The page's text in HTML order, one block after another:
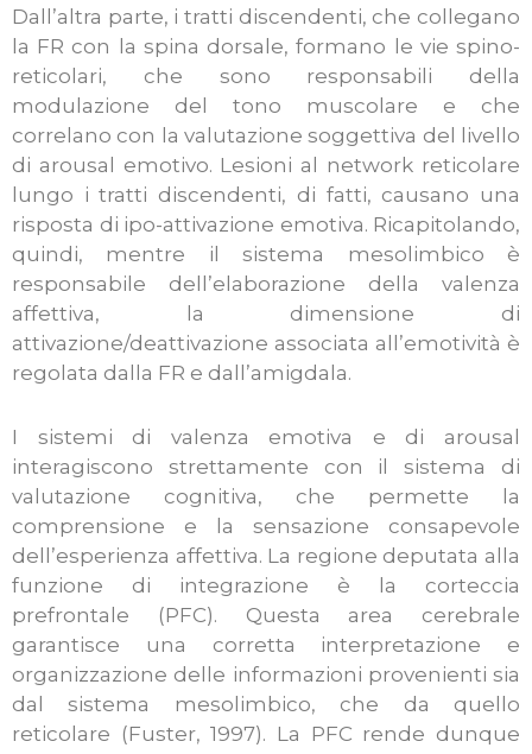
Dall’altra parte, i tratti discendenti, che collegano
la FR con la spina dorsale, formano le vie spino-
reticolari, che sono responsabili della
modulazione del tono muscolare e che
correlano con la valutazione soggettiva del livello
di arousal emotivo. Lesioni al network reticolare
lungo i tratti discendenti, di fatti, causano una
risposta di ipo-attivazione emotiva. Ricapitolando,
quindi, mentre il sistema mesolimbico è
responsabile dell’elaborazione della valenza
affettiva, la dimensione di
attivazione/deattivazione associata all’emotività è
regolata dalla FR e dall’amigdala.
I sistemi di valenza emotiva e di arousal
interagiscono strettamente con il sistema di
valutazione cognitiva, che permette la
comprensione e la sensazione consapevole
dell’esperienza affettiva. La regione deputata alla
funzione di integrazione è la corteccia
prefrontale (PFC). Questa area cerebrale
garantisce una corretta interpretazione e
organizzazione delle informazioni provenienti sia
dal sistema mesolimbico, che da quello
reticolare (Fuster, 1997). La PFC rende dunque